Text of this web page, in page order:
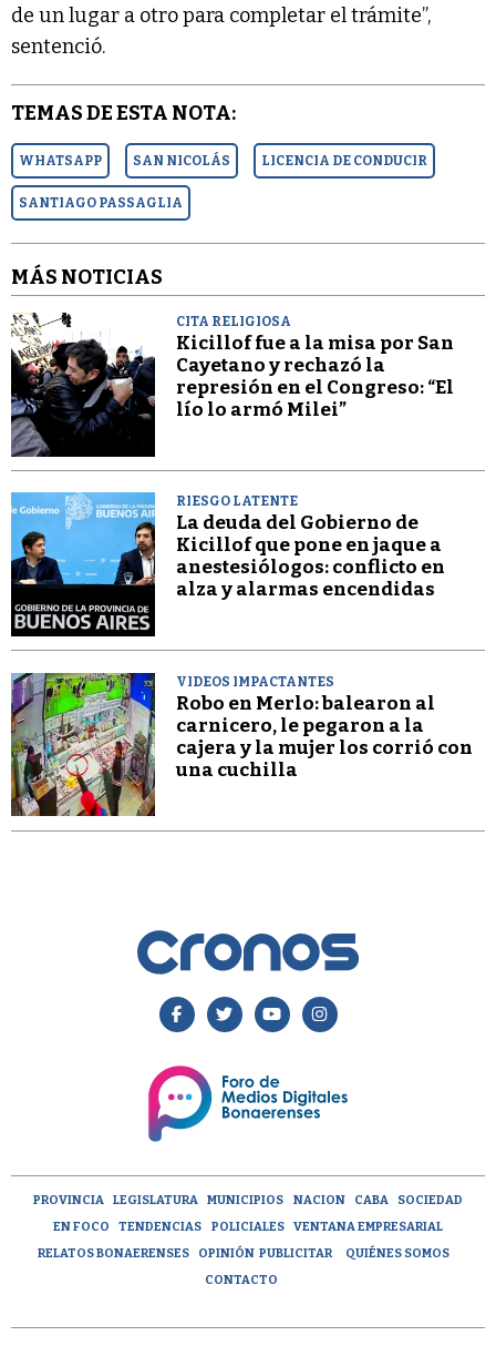
de un lugar a otro para completar el trámite”,
sentenció.
TEMAS DE ESTA NOTA:
WHATSAPP SAN NICOLÁS LICENCIA DE CONDUCIR
SANTIAGO PASSAGLIA
MÁS NOTICIAS
CITA RELIGIOSA
Kicillof fue a la misa por San
Cayetano y rechazó la
represión en el Congreso: “El
lío lo armó Milei”
RIESGO LATENTE
La deuda del Gobierno de
Kicillof que pone en jaque a
anestesiólogos: conflicto en
alza y alarmas encendidas
VIDEOS IMPACTANTES
Robo en Merlo: balearon al
carnicero, le pegaron a la
cajera y la mujer los corrió con
una cuchilla
PROVINCIA LEGISLATURA MUNICIPIOS NACION CABA
SOCIEDAD
EN FOCO
TENDENCIAS POLICIALES
VENTANA EMPRESARIAL
RELATOS BONAERENSES
OPINIÓN PUBLICITAR
QUIÉNES SOMOS
CONTACTO